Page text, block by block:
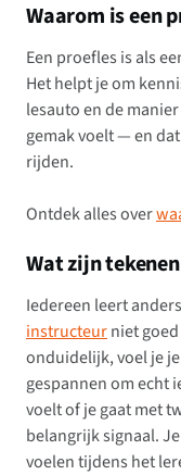
Waarom is een
Een proefles is als
Het helpt je om
lesauto en de
gemak voelt — en
rijden.
Ontdek alles over
Wat zijn
Iedereen leert
instructeurniet
onduidelijk, voel je
gespannen om echt
voelt of je gaat met
belangrijk signaal.
voelen tijdens het